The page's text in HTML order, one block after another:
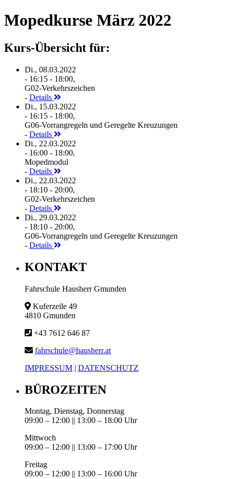
Mopedkurse März 2022
Kurs-Übersicht für:
Di., 08.03.2022
- 16:15 - 18:00,
G02-Verkehrszeichen
- Details
Di., 15.03.2022
- 16:15 - 18:00,
G06-Vorrangregeln und Geregelte Kreuzungen
- Details
Di., 22.03.2022
- 16:00 - 18:00,
Mopedmodul
- Details
Di., 22.03.2022
- 18:10 - 20:00,
G02-Verkehrszeichen
- Details
Di., 29.03.2022
- 18:10 - 20:00,
G06-Vorrangregeln und Geregelte Kreuzungen
- Details
KONTAKT
Fahrschule Hausherr Gmunden
Kuferzeile 49
4810 Gmunden
+43 7612 646 87
fahrschule@hausherr.at
IMPRESSUM | DATENSCHUTZ
BÜROZEITEN
Montag, Dienstag, Donnerstag
09:00 – 12:00 || 13:00 – 18:00 Uhr
Mittwoch
09:00 – 12:00 || 13:00 – 17:00 Uhr
Freitag
09:00 – 12:00 || 13:00 – 16:00 Uhr